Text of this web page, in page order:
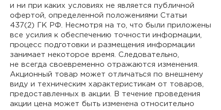
и ни при каких условиях не является публичной
офертой, определенной положениями Статьи
437(2) ГК РФ. Несмотря на то, что были приложены
все усилия к обеспечению точности информации,
процесс подготовки и размещения информации
занимает некоторое время. Следовательно,
не всегда своевременно отражаются изменения.
Акционный товар может отличаться по внешнему
виду и техническим характеристикам от товаров,
предоставленных в акции. В течение проведения
акции цена может быть изменена относительно